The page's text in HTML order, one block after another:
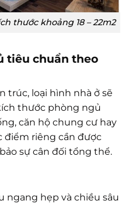
thước khoảng 18 – 22m2
tiêu chuẩn theo
trúc, loại hình nhà ở sẽ
thước phòng ngủ
căn hộ chung cư hay
điểm riêng cần được
sự cân đối tổng thể.
ngang hẹp và chiều sâu